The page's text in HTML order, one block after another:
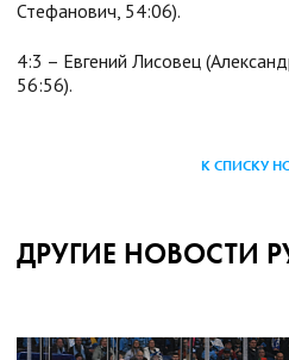
Стефанович, 54:06).
4:3 – Евгений Лисовец
56:56).
К СПИСКУ
ДРУГИЕ НОВОСТИ